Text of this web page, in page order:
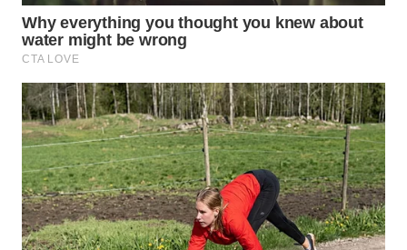
WAHANA
ADVOKAT
WAHANA
INFRASTRUKTUR
WAHANA
KONSUMEN
WAHANA
LISTRIK